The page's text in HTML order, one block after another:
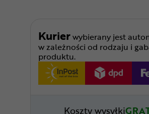
Kurierwybierany jest
w zależności od rodzaju i
produktu.
Koszty wysyłki